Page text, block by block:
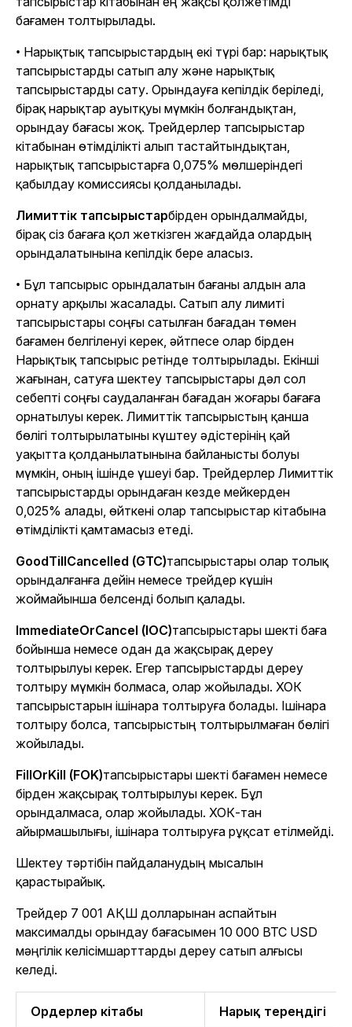
бағамен толтырылады.
• Нарықтық тапсырыстардың екі түрі бар: нарықтық
тапсырыстарды сатып алу және нарықтық
тапсырыстарды сату. Орындауға кепілдік беріледі,
бірақ нарықтар ауытқуы мүмкін болғандықтан,
орындау бағасы жоқ. Трейдерлер тапсырыстар
кітабынан өтімділікті алып тастайтындықтан,
нарықтық тапсырыстарға 0,075% мөлшеріндегі
қабылдау комиссиясы қолданылады.
Лимиттік тапсырыстарбірден орындалмайды,
бірақ сіз бағаға қол жеткізген жағдайда олардың
орындалатынына кепілдік бере аласыз.
• Бұл тапсырыс орындалатын бағаны алдын ала
орнату арқылы жасалады. Сатып алу лимиті
тапсырыстары соңғы сатылған бағадан төмен
бағамен белгіленуі керек, әйтпесе олар бірден
Нарықтық тапсырыс ретінде толтырылады. Екінші
жағынан, сатуға шектеу тапсырыстары дәл сол
себепті соңғы саудаланған бағадан жоғары бағаға
орнатылуы керек. Лимиттік тапсырыстың қанша
бөлігі толтырылатыны күштеу әдістерінің қай
уақытта қолданылатынына байланысты болуы
мүмкін, оның ішінде үшеуі бар. Трейдерлер Лимиттік
тапсырыстарды орындаған кезде мейкерден
0,025% алады, өйткені олар тапсырыстар кітабына
өтімділікті қамтамасыз етеді.
GoodTillCancelled (GTC)тапсырыстары олар толық
орындалғанға дейін немесе трейдер күшін
жоймайынша белсенді болып қалады.
ImmediateOrCancel (IOC)тапсырыстары шекті баға
бойынша немесе одан да жақсырақ дереу
толтырылуы керек. Егер тапсырыстарды дереу
толтыру мүмкін болмаса, олар жойылады. ХОК
тапсырыстарын ішінара толтыруға болады. Ішінара
толтыру болса, тапсырыстың толтырылмаған бөлігі
жойылады.
FillOrKill (FOK)тапсырыстары шекті бағамен немесе
бірден жақсырақ толтырылуы керек. Бұл
орындалмаса, олар жойылады. ХОК-тан
айырмашылығы, ішінара толтыруға рұқсат етілмейді.
Шектеу тәртібін пайдаланудың мысалын
қарастырайық.
Трейдер 7 001 АҚШ долларынан аспайтын
максималды орындау бағасымен 10 000 BTC USD
мәңгілік келісімшарттарды дереу сатып алғысы
келеді.
Ордерлер кітабы Нарық тереңдігі